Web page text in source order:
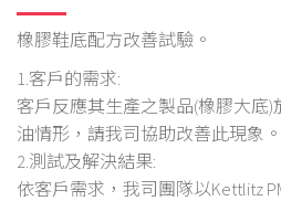
橡膠鞋底配方改善試驗。
1.客戶的需求:
客戶反應其生產之製品(橡膠大底
油情形，請我司協助改善此現象。
2.測試及解決結果:
依客戶需求，我司團隊以Kettlitz